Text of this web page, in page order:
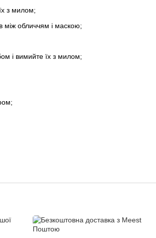
з милом;
між обличчям і маскою;
і вимийте їх з милом;